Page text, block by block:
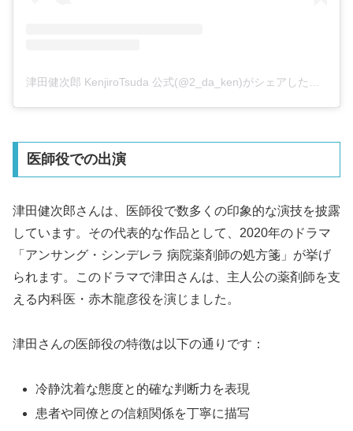
津田健次郎 KenjiroTsuda 公式(@2_da_ken)がシェアした投稿
医師役での出演
津田健次郎さんは、医師役で数多くの印象的な演技を披露
しています。その代表的な作品として、2020年のドラマ
「アンサング・シンデレラ 病院薬剤師の処方箋」が挙げ
られます。このドラマで津田さんは、主人公の薬剤師を支
える内科医・赤木龍彦役を演じました。
津田さんの医師役の特徴は以下の通りです：
冷静沈着な態度と的確な判断力を表現
患者や同僚との信頼関係を丁寧に描写